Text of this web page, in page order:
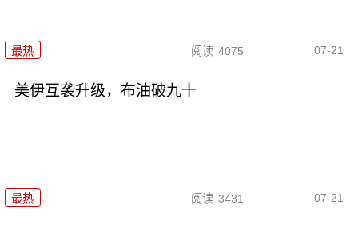
最热 阅读 4075 07-21
美伊互袭升级，布油破九十
最热 阅读 3431 07-21